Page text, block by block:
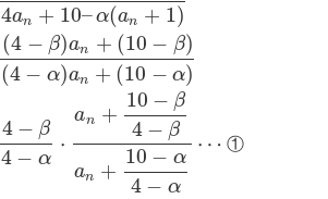
4an + 10–α(an + 1)
(4 − β)an + (10 − β)
(4 − α)an + (10 − α)
4 − β
4 − α
⋅
an +
10 − β
4 − β
an +
10 − α
4 − α
⋯ ①